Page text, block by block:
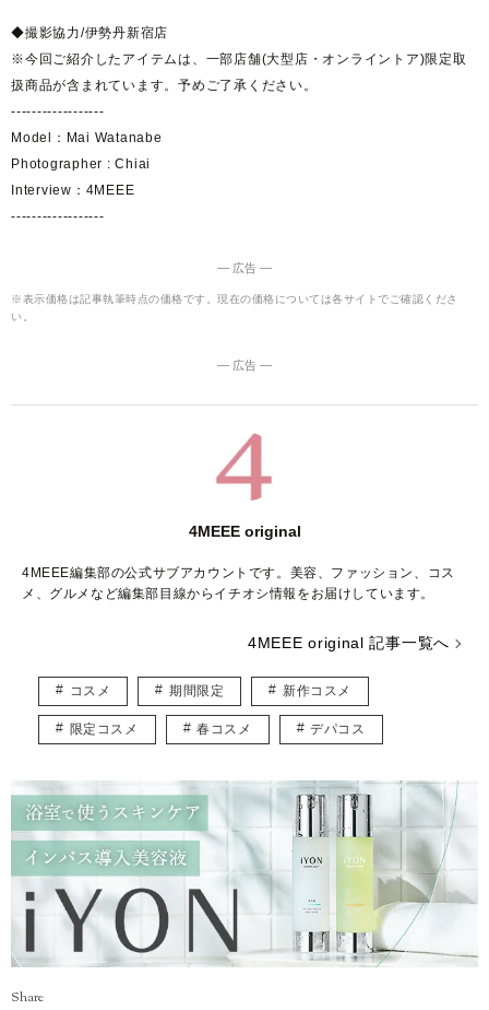
◆撮影協力/伊勢丹新宿店
※今回ご紹介したアイテムは、一部店舗(大型店・オンライントア)限定取
扱商品が含まれています。予めご了承ください。
------------------
Model：Mai Watanabe
Photographer : Chiai
Interview：4MEEE
------------------
― 広告 ―
※表示価格は記事執筆時点の価格です。現在の価格については各サイトでご確認くださ
い。
― 広告 ―
4MEEE original
4MEEE編集部の公式サブアカウントです。美容、ファッション、コス
メ、グルメなど編集部目線からイチオシ情報をお届けしています。
4MEEE original 記事一覧へ
コスメ 期間限定 新作コスメ
限定コスメ 春コスメ デパコス
Share